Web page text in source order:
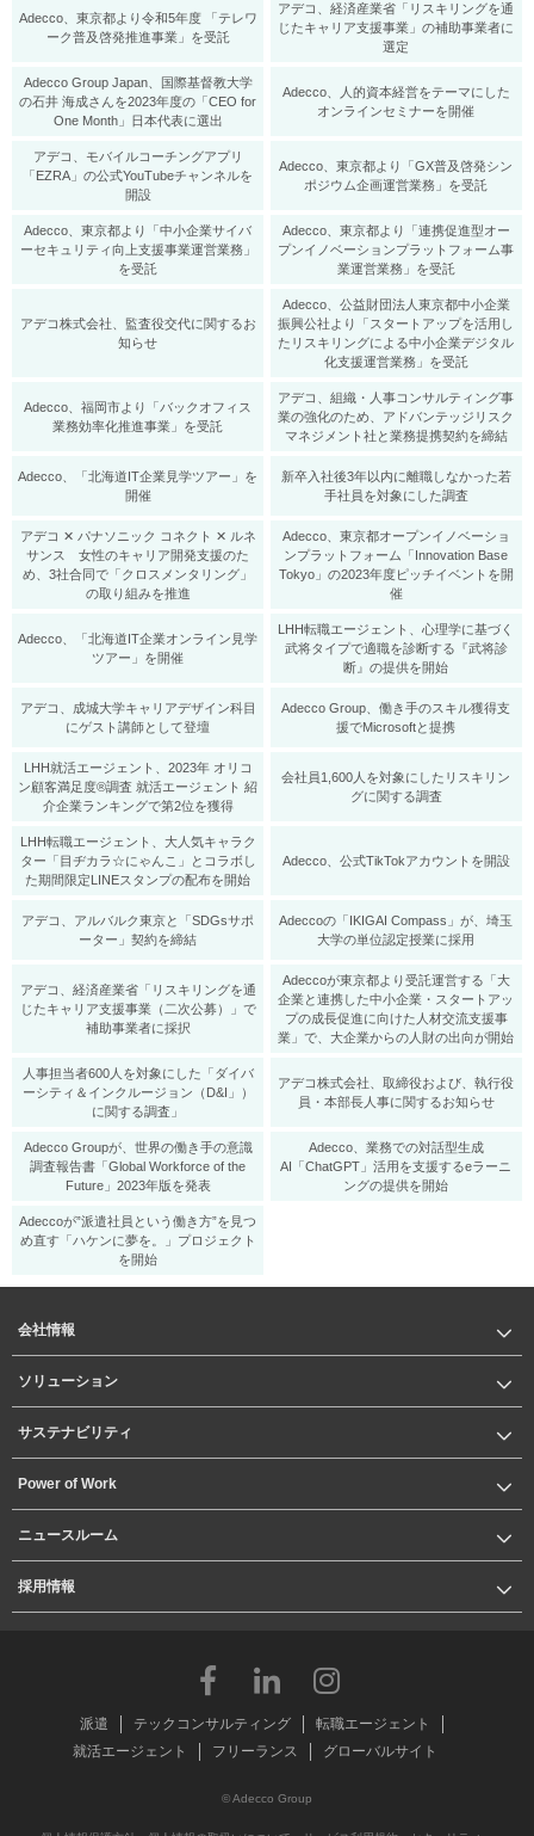
Adecco、東京都より令和5年度 「テレワ
ーク普及啓発推進事業」を受託
アデコ、経済産業省「リスキリングを通
じたキャリア支援事業」の補助事業者に
選定
Adecco Group Japan、国際基督教大学
の石井 海成さんを2023年度の「CEO for
One Month」日本代表に選出
Adecco、人的資本経営をテーマにした
オンラインセミナーを開催
アデコ、モバイルコーチングアプリ
「EZRA」の公式YouTubeチャンネルを
開設
Adecco、東京都より「GX普及啓発シン
ポジウム企画運営業務」を受託
Adecco、東京都より「中小企業サイバ
ーセキュリティ向上支援事業運営業務」
を受託
Adecco、東京都より「連携促進型オー
プンイノベーションプラットフォーム事
業運営業務」を受託
アデコ株式会社、監査役交代に関するお
知らせ
Adecco、公益財団法人東京都中小企業
振興公社より「スタートアップを活用し
たリスキリングによる中小企業デジタル
化支援運営業務」を受託
Adecco、福岡市より「バックオフィス
業務効率化推進事業」を受託
アデコ、組織・人事コンサルティング事
業の強化のため、アドバンテッジリスク
マネジメント社と業務提携契約を締結
Adecco、「北海道IT企業見学ツアー」を
開催
新卒入社後3年以内に離職しなかった若
手社員を対象にした調査
アデコ ✕ パナソニック コネクト ✕ ルネ
サンス 女性のキャリア開発支援のた
め、3社合同で「クロスメンタリング」
の取り組みを推進
Adecco、東京都オープンイノベーショ
ンプラットフォーム「Innovation Base
Tokyo」の2023年度ピッチイベントを開
催
Adecco、「北海道IT企業オンライン見学
ツアー」を開催
LHH転職エージェント、心理学に基づく
武将タイプで適職を診断する『武将診
断』の提供を開始
アデコ、成城大学キャリアデザイン科目
にゲスト講師として登壇
Adecco Group、働き手のスキル獲得支
援でMicrosoftと提携
LHH就活エージェント、2023年 オリコ
ン顧客満足度®調査 就活エージェント 紹
介企業ランキングで第2位を獲得
会社員1,600人を対象にしたリスキリン
グに関する調査
LHH転職エージェント、大人気キャラク
ター「目ヂカラ☆にゃんこ」とコラボし
た期間限定LINEスタンプの配布を開始
Adecco、公式TikTokアカウントを開設
アデコ、アルバルク東京と「SDGsサポ
ーター」契約を締結
Adeccoの「IKIGAI Compass」が、埼玉
大学の単位認定授業に採用
アデコ、経済産業省「リスキリングを通
じたキャリア支援事業（二次公募）」で
補助事業者に採択
Adeccoが東京都より受託運営する「大
企業と連携した中小企業・スタートアッ
プの成長促進に向けた人材交流支援事
業」で、大企業からの人財の出向が開始
人事担当者600人を対象にした「ダイバ
ーシティ＆インクルージョン（D&I」）
に関する調査」
アデコ株式会社、取締役および、執行役
員・本部長人事に関するお知らせ
Adecco Groupが、世界の働き手の意識
調査報告書「Global Workforce of the
Future」2023年版を発表
Adecco、業務での対話型生成
AI「ChatGPT」活用を支援するeラーニ
ングの提供を開始
Adeccoが”派遣社員という働き方”を見つ
め直す「ハケンに夢を。」プロジェクト
を開始
会社情報
ソリューション
サステナビリティ
Power of Work
ニュースルーム
採用情報
派遣 テックコンサルティング
転職エージェント
就活エージェント
フリーランス グローバルサイト
© Adecco Group